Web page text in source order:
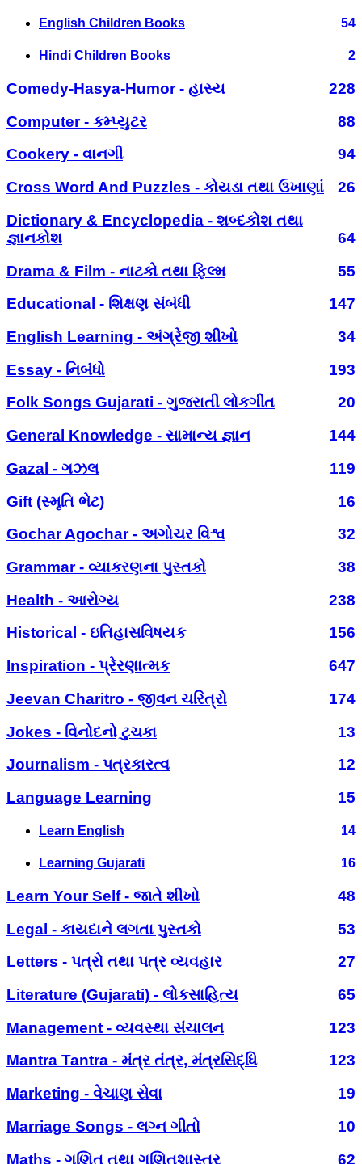
English Children Books 54
Hindi Children Books 2
Comedy-Hasya-Humor - હાસ્ય
228
Computer - કમ્પ્યુટર
88
Cookery - વાનગી
94
Cross Word And Puzzles - કોયડા તથા ઉખાણાં
26
Dictionary & Encyclopedia - શબ્દકોશ તથા
જ્ઞાનકોશ
64
Drama & Film - નાટકો તથા ફિલ્મ
55
Educational - શિક્ષણ સંબંધી
147
English Learning - અંગ્રેજી શીખો
34
Essay - નિબંધો
193
Folk Songs Gujarati - ગુજરાતી લોકગીત
20
General Knowledge - સામાન્ય જ્ઞાન
144
Gazal - ગઝલ
119
Gift (સ્મૃતિ ભેટ)
16
Gochar Agochar - અગોચર વિશ્વ
32
Grammar - વ્યાકરણના પુસ્તકો
38
Health - આરોગ્ય
238
Historical - ઇતિહાસવિષયક
156
Inspiration - પ્રેરણાત્મક
647
Jeevan Charitro - જીવન ચરિત્રો
174
Jokes - વિનોદનો ટુચકા
13
Journalism - પત્રકારત્વ
12
Language Learning
15
Learn English 14
Learning Gujarati 16
Learn Your Self - જાતે શીખો
48
Legal - કાયદાને લગતા પુસ્તકો
53
Letters - પત્રો તથા પત્ર વ્યવહાર
27
Literature (Gujarati) - લોકસાહિત્ય
65
Management - વ્યવસ્થા સંચાલન
123
Mantra Tantra - મંત્ર તંત્ર, મંત્રસિદ્ધિ
123
Marketing - વેચાણ સેવા
19
Marriage Songs - લગ્ન ગીતો
10
Maths - ગણિત તથા ગણિતશાસ્ત્ર
62